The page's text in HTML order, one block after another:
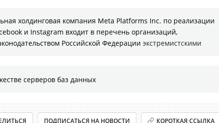
холдинговая компания Meta Platforms Inc. по реализации
и Instagram входит в перечень организаций,
Российской Федерации экстремистскими
серверов баз данных
ПОДПИСАТЬСЯ НА НОВОСТИ КОРОТКАЯ ССЫЛКА